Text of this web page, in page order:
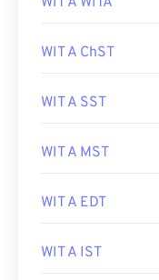
WIT A ChST
WIT A SST
WIT A MST
WIT A EDT
WIT A IST